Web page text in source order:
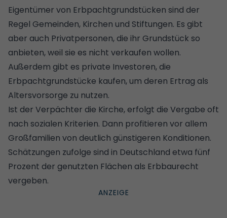
Eigentümer von Erbpachtgrundstücken sind der
Regel Gemeinden, Kirchen und Stiftungen. Es gibt
aber auch Privatpersonen, die ihr Grundstück so
anbieten, weil sie es nicht verkaufen wollen.
Außerdem gibt es private Investoren, die
Erbpachtgrundstücke kaufen, um deren Ertrag als
Altersvorsorge zu nutzen.
Ist der Verpächter die Kirche, erfolgt die Vergabe oft
nach sozialen Kriterien. Dann profitieren vor allem
Großfamilien von deutlich günstigeren Konditionen.
Schätzungen zufolge sind in Deutschland etwa fünf
Prozent der genutzten Flächen als Erbbaurecht
vergeben.